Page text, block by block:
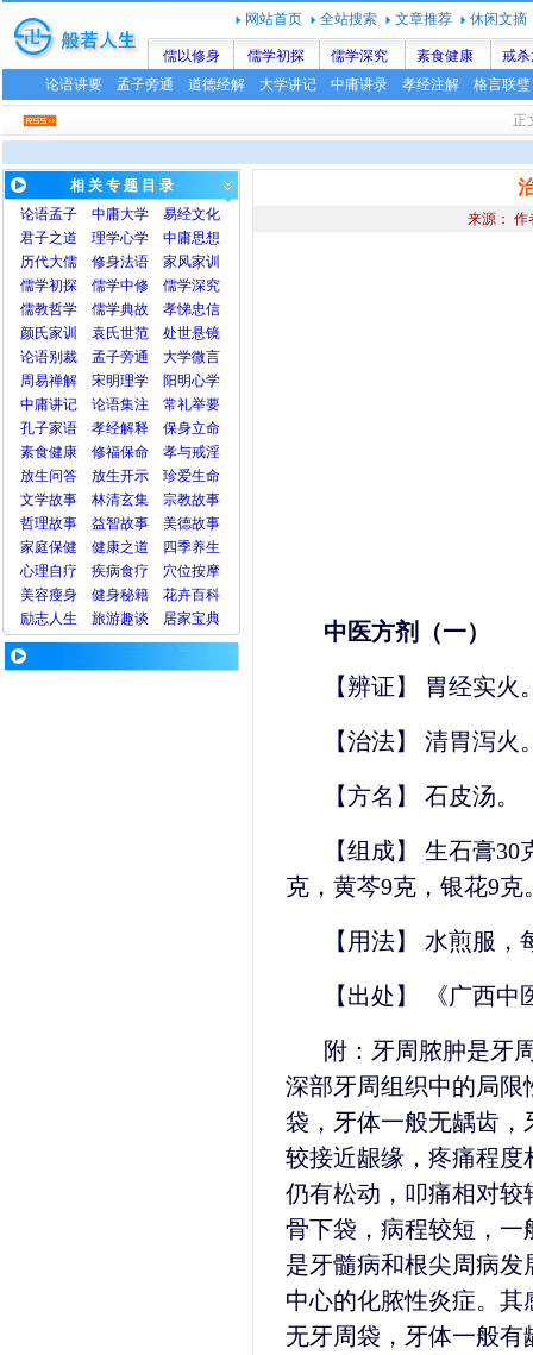
网站首页 全站搜索 文章推荐 休闲文摘
儒以修身 儒学初探 儒学深究 素食健康
戒
论语讲要
孟子旁通 道德经解 大学讲记 中庸讲录 孝经注解 格言联璧
相 关 专 题 目 录
论语孟子 中庸大学
易经文化
君子之道
理学心学
中庸思想
历代大儒
修身法语
家风家训
儒学初探
儒学中修
儒学深究
儒教哲学
儒学典故
孝悌忠信
颜氏家训
袁氏世范
处世悬镜
论语别裁
孟子旁通
大学微言
周易禅解
宋明理学
阳明心学
中庸讲记
论语集注
常礼举要
孔子家语
孝经解释
保身立命
素食健康
修福保命
孝与戒淫
放生问答
放生开示
珍爱生命
文学故事
林清玄集
宗教故事
哲理故事
益智故事
美德故事
家庭保健
健康之道
四季养生
心理自疗 疾病食疗 穴位按摩
美容瘦身 健身秘籍 花卉百科
励志人生
旅游趣谈 居家宝典
来源：
中医方剂（一）
【辨证】 胃经实火
【治法】 清胃泻火
【方名】 石皮汤。
【组成】 生石膏
克，黄芩9克，银花9克
【用法】 水煎服
【出处】 《广西中
附：牙周脓肿是牙
深部牙周组织中的局
袋，牙体一般无龋齿
较接近龈缘，疼痛程
仍有松动，叩痛相对
骨下袋，病程较短，一
是牙髓病和根尖周病
中心的化脓性炎症。
无牙周袋，牙体一般